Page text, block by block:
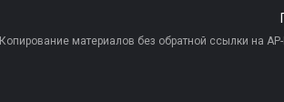
Копирование материалов без обратной ссылки на